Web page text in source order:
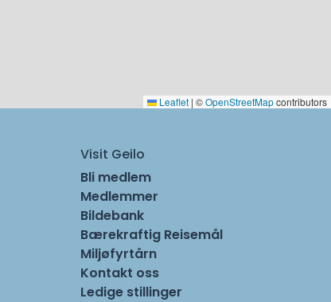
Leaflet | ©OpenStreetMapcontributors
Visit Geilo
Bli medlem
Medlemmer
Bildebank
Bærekraftig Reisemål
Miljøfyrtårn
Kontakt oss
Ledige stillinger